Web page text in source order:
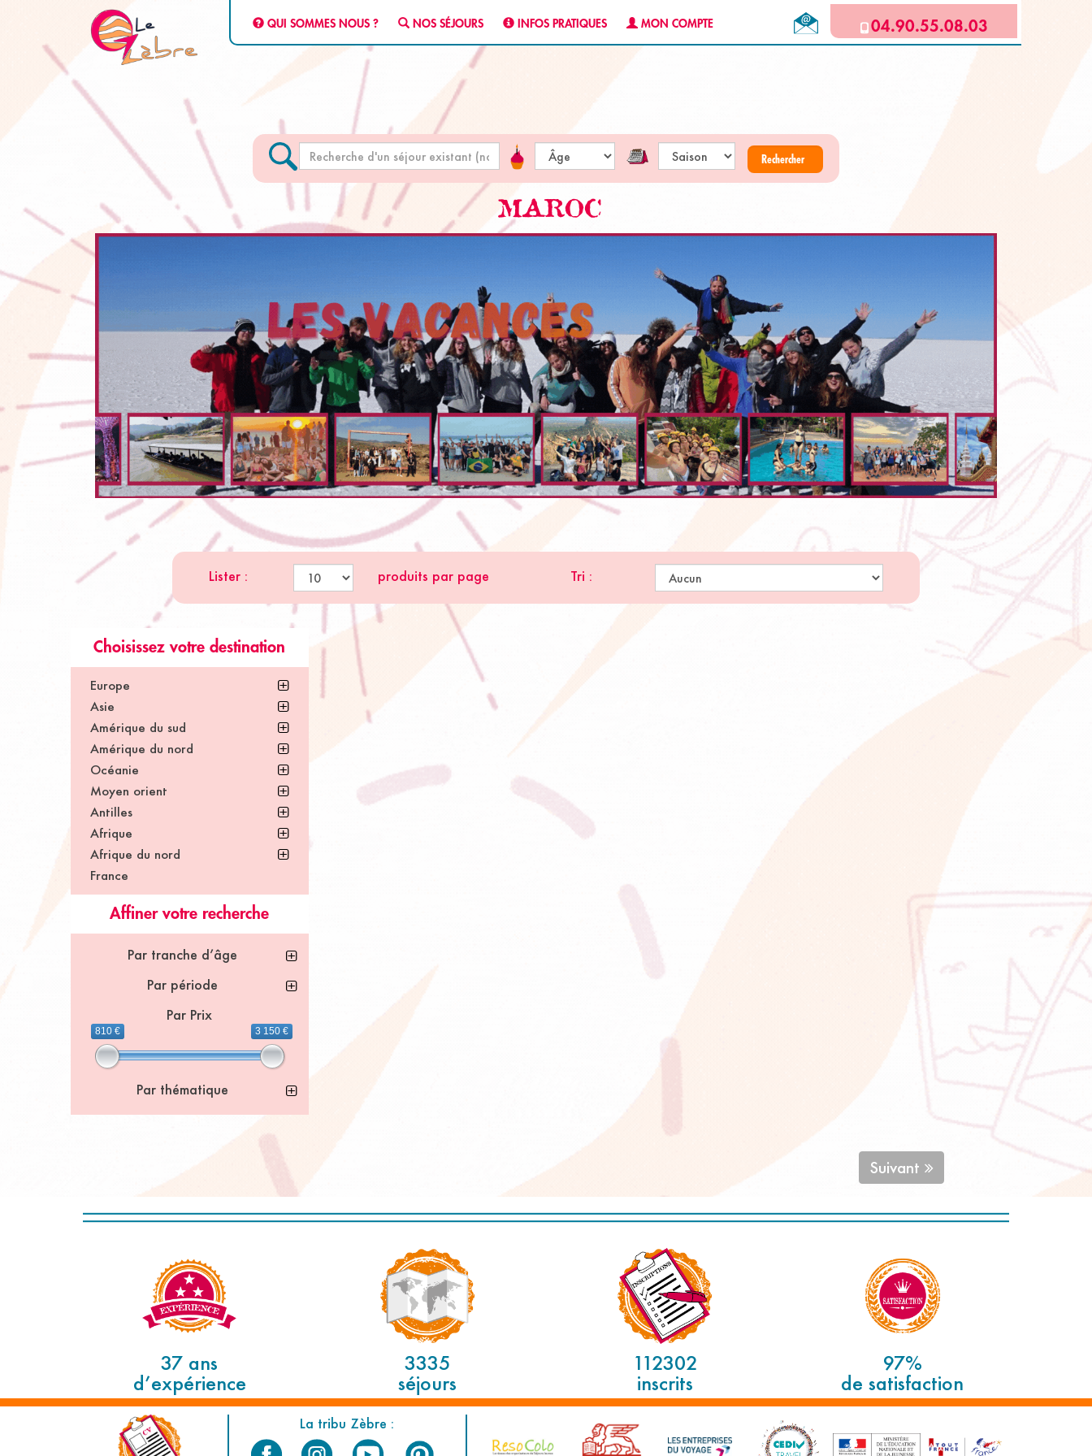
QUI SOMMES NOUS ? NOS SÉJOURS INFOS PRATIQUES MON COMPTE 04.90.55.08.03
Rechercher
MAROC
Lister : produits par page Tri :
Choisissez votre destination
Europe
Asie
Amérique du sud
Amérique du nord
Océanie
Moyen orient
Antilles
Afrique
Afrique du nord
France
Affiner votre recherche
Par tranche d’âge
Par période
Par Prix
810 € 3 150 €
Par thématique
Suivant
37 ans
d’expérience
3335
séjours
112302
inscrits
97%
de satisfaction
La tribu Zèbre :